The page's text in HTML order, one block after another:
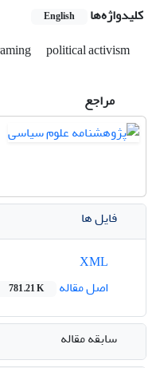
کلیدواژه‌ها English
political activism
مراجع
فایل ها
اصل مقاله
781.21 K
سابقه مقاله